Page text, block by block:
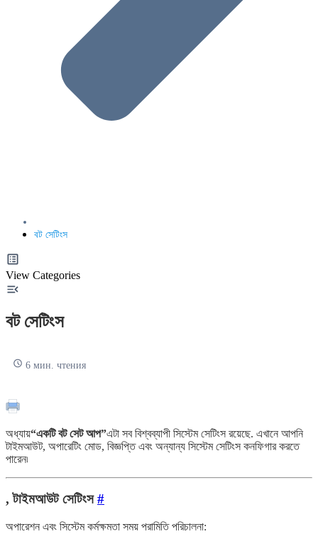
বট সেটিংস
View Categories
বট সেটিংস
6 мин. чтения
অধ্যায়“একটি বট সেট আপ”এটা সব বিশ্বব্যাপী সিস্টেম সেটিংস রয়েছে. এখানে আপনি
টাইমআউট, অপারেটিং মোড, বিজ্ঞপ্তি এবং অন্যান্য সিস্টেম সেটিংস কনফিগার করতে
পারেন৷
,️ টাইমআউট সেটিংস #
অপারেশন এবং সিস্টেম কর্মক্ষমতা সময় পরামিতি পরিচালনা: